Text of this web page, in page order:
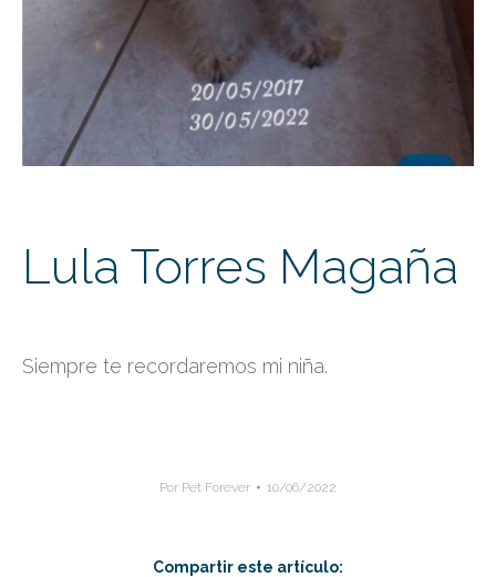
Lula Torres Magaña
Siempre te recordaremos mi niña.
Por Pet Forever 10/06/2022
Compartir este artículo: